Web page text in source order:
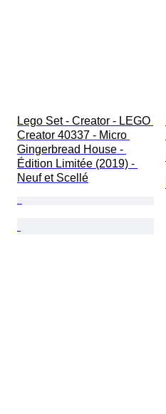
Lego Set - Creator - LEGO
Creator 40337 - Micro
Gingerbread House -
Édition Limitée (2019) -
Neuf et Scellé